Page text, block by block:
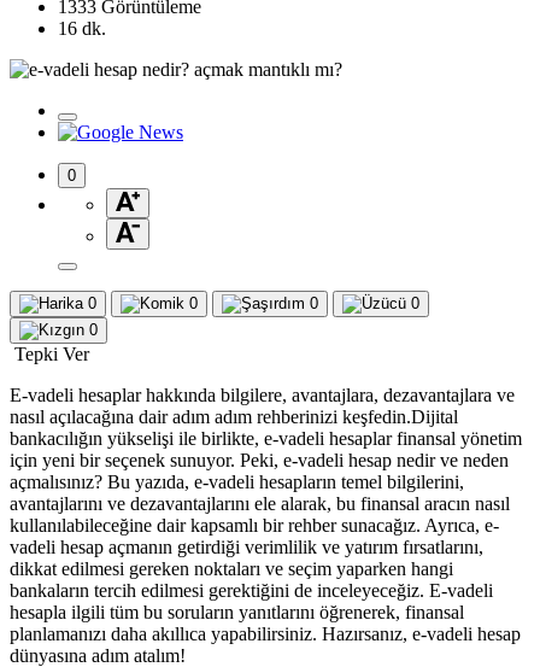
1333 Görüntüleme
16 dk.
0
0 0 0
0
0
Tepki Ver
E-vadeli hesaplar hakkında bilgilere, avantajlara, dezavantajlara ve
nasıl açılacağına dair adım adım rehberinizi keşfedin.Dijital
bankacılığın yükselişi ile birlikte, e-vadeli hesaplar finansal yönetim
için yeni bir seçenek sunuyor. Peki, e-vadeli hesap nedir ve neden
açmalısınız? Bu yazıda, e-vadeli hesapların temel bilgilerini,
avantajlarını ve dezavantajlarını ele alarak, bu finansal aracın nasıl
kullanılabileceğine dair kapsamlı bir rehber sunacağız. Ayrıca, e-
vadeli hesap açmanın getirdiği verimlilik ve yatırım fırsatlarını,
dikkat edilmesi gereken noktaları ve seçim yaparken hangi
bankaların tercih edilmesi gerektiğini de inceleyeceğiz. E-vadeli
hesapla ilgili tüm bu soruların yanıtlarını öğrenerek, finansal
planlamanızı daha akıllıca yapabilirsiniz. Hazırsanız, e-vadeli hesap
dünyasına adım atalım!